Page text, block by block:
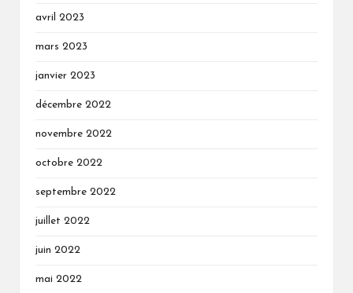
avril 2023
mars 2023
janvier 2023
décembre 2022
novembre 2022
octobre 2022
septembre 2022
juillet 2022
juin 2022
mai 2022